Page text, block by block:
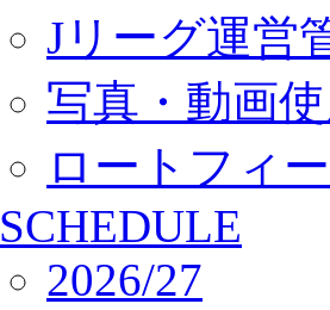
Jリーグ運営
写真・動画
ロートフィ
SCHEDULE
2026/27